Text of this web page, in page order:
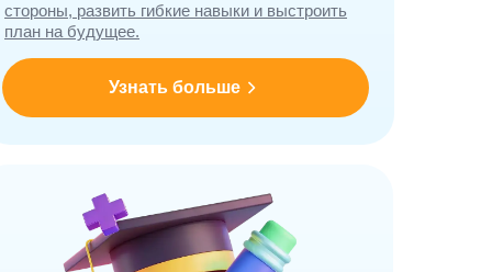
стороны, развить гибкие навыки и выстроить
план на будущее.
Узнать больше